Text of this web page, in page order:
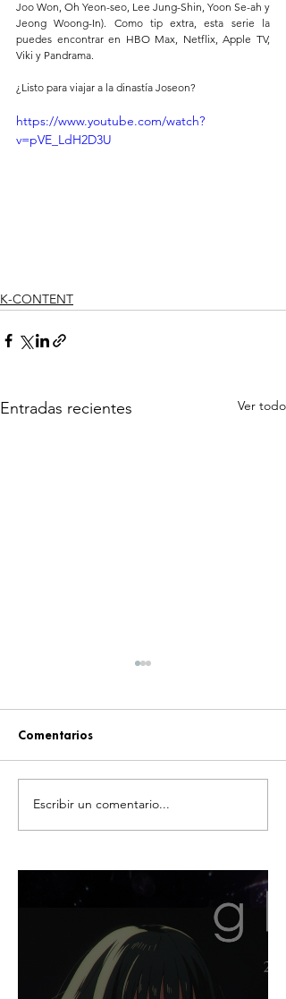
Joo Won, Oh Yeon-seo, Lee Jung-Shin, Yoon Se-ah y
Jeong Woong-In). Como tip extra, esta serie la
puedes encontrar en HBO Max, Netflix, Apple TV,
Viki y Pandrama.
¿Listo para viajar a la dinastía Joseon?
https://www.youtube.com/watch?
v=pVE_LdH2D3U
K-CONTENT
Entradas recientes Ver todo
DPR IAN: LA
IMPORTANCIA DE LA
Comentarios
Escribir un comentario...